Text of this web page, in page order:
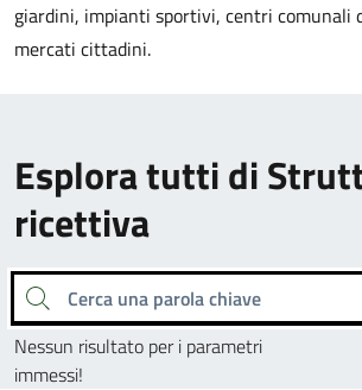
giardini, impianti sportivi, centri comunali
mercati cittadini.
Esplora tutti di
ricettiva
Cerca una parola chiave
Nessun risultato per i parametri
immessi!